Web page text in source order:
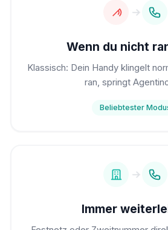
Wenn du nicht
Klassisch: Dein Handy klingelt
ran, springt
Beliebtester
Immer